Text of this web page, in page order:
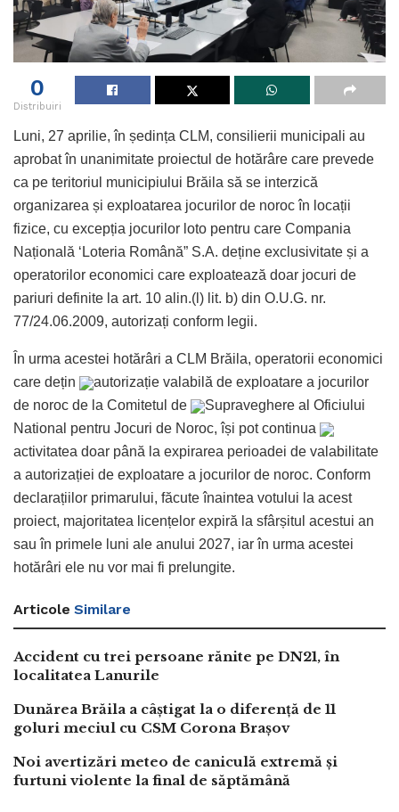
0
Distribuiri
Luni, 27 aprilie, în ședința CLM, consilierii municipali au
aprobat în unanimitate proiectul de hotărâre care prevede
ca pe teritoriul municipiului Brăila să se interzică
organizarea și exploatarea jocurilor de noroc în locații
fizice, cu excepția jocurilor loto pentru care Compania
Națională ‘Loteria Română” S.A. deține exclusivitate și a
operatorilor economici care exploatează doar jocuri de
pariuri definite la art. 10 alin.(l) lit. b) din O.U.G. nr.
77/24.06.2009, autorizați conform legii.
În urma acestei hotărâri a CLM Brăila, operatorii economici
care dețin
autorizație valabilă de exploatare a jocurilor
de noroc de la Comitetul de
Supraveghere al Oficiului
National pentru Jocuri de Noroc, își pot continua
activitatea doar până la expirarea perioadei de valabilitate
a autorizației de exploatare a jocurilor de noroc. Conform
declarațiilor primarului, făcute înaintea votului la acest
proiect, majoritatea licențelor expiră la sfârșitul acestui an
sau în primele luni ale anului 2027, iar în urma acestei
hotărâri ele nu vor mai fi prelungite.
Articole Similare
Accident cu trei persoane rănite pe DN21, în
localitatea Lanurile
Dunărea Brăila a câștigat la o diferență de 11
goluri meciul cu CSM Corona Brașov
Noi avertizări meteo de caniculă extremă și
furtuni violente la final de săptămână